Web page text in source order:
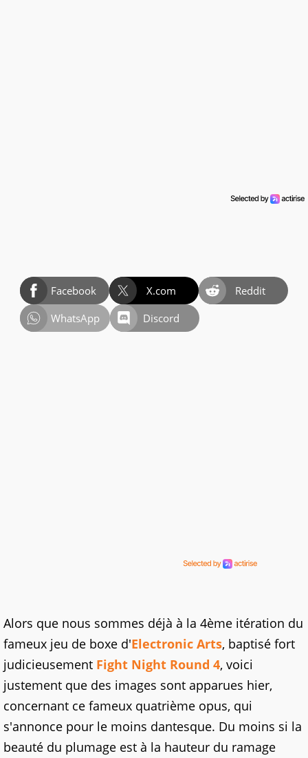
Facebook X.com
Reddit
WhatsApp
Discord
Alors que nous sommes déjà à la 4ème itération du
fameux jeu de boxe d'Electronic Arts, baptisé fort
judicieusement Fight Night Round 4, voici
justement que des images sont apparues hier,
concernant ce fameux quatrième opus, qui
s'annonce pour le moins dantesque. Du moins si la
beauté du plumage est à la hauteur du ramage